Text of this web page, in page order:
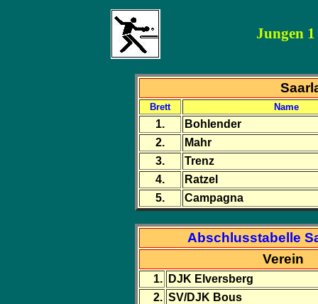
Jungen
Brett Name
1.
Bohlender
2.
Mahr
3.
Trenz
4.
Ratzel
5.
Campagna
Abschlusstabelle
Verein
1.
DJK Elversberg
2. SV/DJK Bous